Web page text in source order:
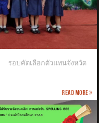
อบคัดเลือกตัวแทนจังหวัด
Read more »